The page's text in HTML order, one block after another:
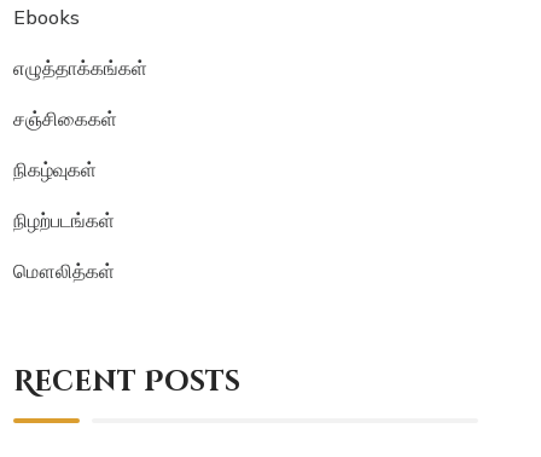
Ebooks
எழுத்தாக்கங்கள்
சஞ்சிகைகள்
நிகழ்வுகள்
நிழற்படங்கள்
மௌலித்கள்
Recent Posts